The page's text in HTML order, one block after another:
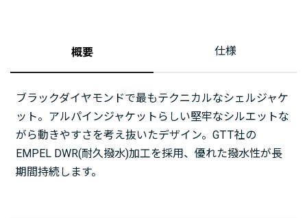
概要 仕様
ブラックダイヤモンドで最もテクニカルなシェルジャケ
ット。アルパインジャケットらしい堅牢なシルエットな
がら動きやすさを考え抜いたデザイン。GTT社の
EMPEL DWR(耐久撥水)加工を採用、優れた撥水性が長
期間持続します。